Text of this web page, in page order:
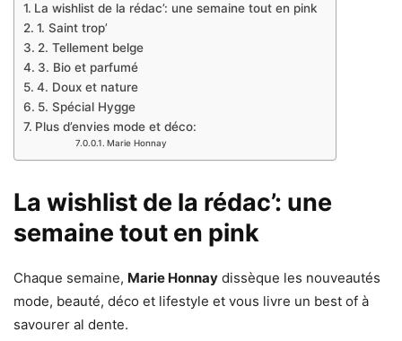
La wishlist de la rédac’: une semaine tout en pink
1. Saint trop’
2. Tellement belge
3. Bio et parfumé
4. Doux et nature
5. Spécial Hygge
Plus d’envies mode et déco:
Marie Honnay
La wishlist de la rédac’: une
semaine tout en pink
Chaque semaine, Marie Honnay dissèque les nouveautés
mode, beauté, déco et lifestyle et vous livre un best of à
savourer al dente.